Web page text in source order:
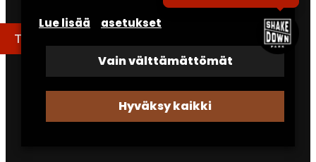
Tule tutustumiskäynnille
Käyttöehdot
Evästeseloste
Lue lisää asetukset
Vain välttämättömät
Hyväksy kaikki